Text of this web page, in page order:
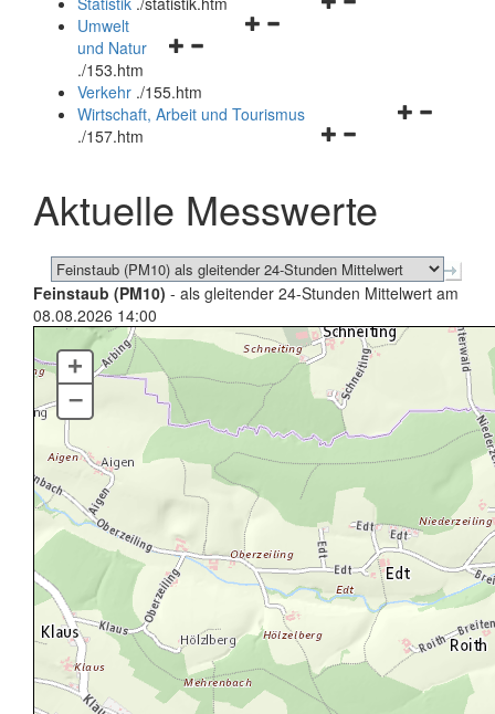
Navigationsmenü
Navigationsmenü
und
schließen
Umwelt
und Natur
./153.htm
Verkehr ./155.htm
Navigationsmenü
schließen
Wirtschaft, Arbeit und Tourismus
./157.htm
Aktuelle Messwerte
Feinstaub (PM10) - als gleitender 24-Stunden Mittelwert am
08.08.2026 14:00
+
–